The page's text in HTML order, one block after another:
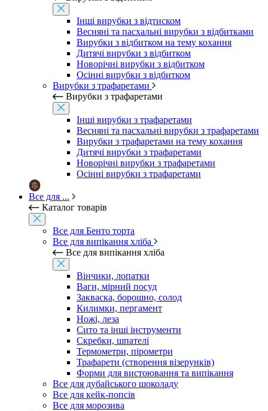
Інші вирубки з відтиском
Весняні та пасхальні вирубки з відбитками
Вирубки з відбитком на тему кохання
Дитячі вирубки з відбитком
Новорічні вирубки з відбитком
Осінні вирубки з відбитком
Вирубки з трафаретами
Вирубки з трафаретами
Інші вирубки з трафаретами
Весняні та пасхальні вирубки з трафаретами
Вирубки з трафаретами на тему кохання
Дитячі вирубки з трафаретами
Новорічні вирубки з трафаретами
Осінні вирубки з трафаретами
Все для ...
Каталог товарів
Все для Бенто торта
Все для випікання хліба
Все для випікання хліба
Вінчики, лопатки
Ваги, мірний посуд
Закваска, борошно, солод
Килимки, пергамент
Ножі, леза
Сито та інші інструменти
Скребки, шпателі
Термометри, пірометри
Трафарети (створення візерунків)
Форми для вистоювання та випікання
Все для дубайського шоколаду
Все для кейк-попсів
Все для морозива